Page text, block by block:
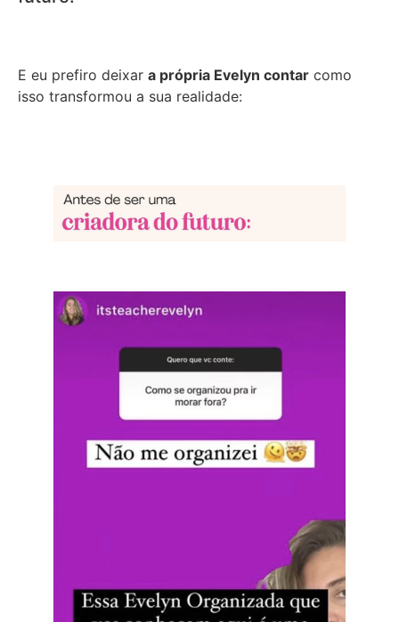
E eu prefiro deixar a própria Evelyn contar como
isso transformou a sua realidade: